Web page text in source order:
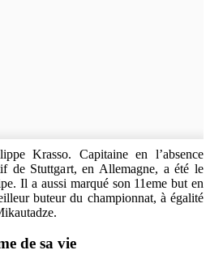
Krasso. Capitaine en l’absence
de Stuttgart, en Allemagne, a été le
Il a aussi marqué son 11eme but en
buteur du championnat, à égalité
de sa vie